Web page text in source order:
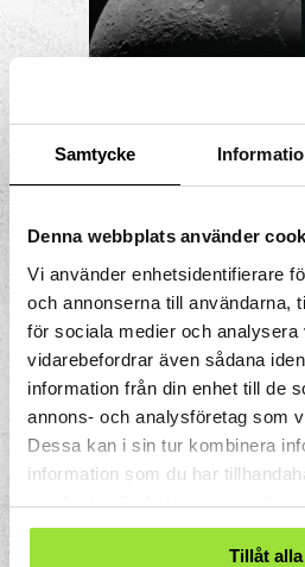
Samtycke
Denna webbplats använder
Vi använder enhetsidentifierare
och annonserna till användarna,
för sociala medier och analysera
vidarebefordrar även sådana
information från din enhet till de
annons- och analysföretag som
Dessa kan i sin tur kombinera
information som du har
samlat in när du har använt
Tillåt alla